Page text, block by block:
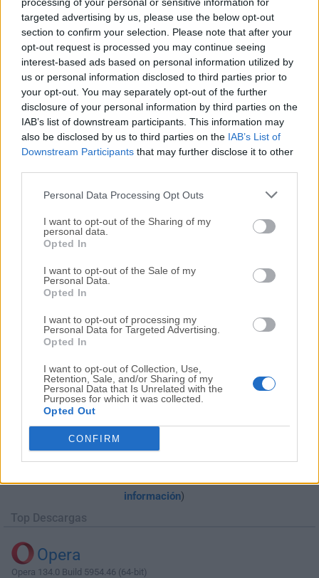
targeted advertising by us, please use the below opt-out
section to confirm your selection. Please note that after your
opt-out request is processed you may continue seeing
interest-based ads based on personal information utilized by
us or personal information disclosed to third parties prior to
your opt-out. You may separately opt-out of the further
disclosure of your personal information by third parties on the
IAB’s list of downstream participants. This information may
also be disclosed by us to third parties on the IAB’s List of
Downstream Participants that may further disclose it to other
Personal Data Processing Opt Outs
I want to opt-out of the Sharing of my
personal data.
Opted In
I want to opt-out of the Sale of my
Personal Data.
Opted In
I want to opt-out of processing my
Personal Data for Targeted Advertising.
Opted In
I want to opt-out of Collection, Use,
Retention, Sale, and/or Sharing of my
Personal Data that Is Unrelated with the
Purposes for which it was collected.
Opted Out
CONFIRM
reseña, simplemente haz clic aquí.
Todas las versiones antiguas distribuidas en nuestro
sitio web son completamente libres de virus y están
disponibles para su descarga sin costo alguno.
Nos encantaría saber de ti
háznoslo saber. ¡Valoramos tu opinión!
Descargar Complete Internet Repair
9.1.3.6120
información)
Top Descargas
Opera
Opera 134.0 Build 5954.46 (64-bit)